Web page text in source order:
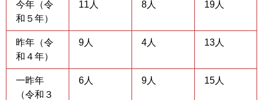
今年（令
和５年）
11人 8人 19人
昨年（令
和４年）
9人 4人 13人
一昨年
（令和３
6人 9人 15人